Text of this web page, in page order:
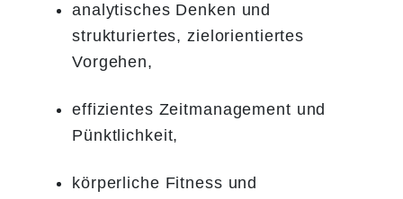
analytisches Denken und
strukturiertes, zielorientiertes
Vorgehen,
effizientes Zeitmanagement und
Pünktlichkeit,
körperliche Fitness und